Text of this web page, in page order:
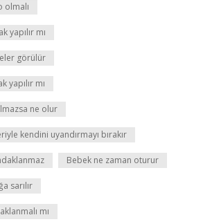
olmalı
yapılır mı
görülür
yapılır mı
ne olur
kendini uyandırmayı bırakır
Bebek ne zaman oturur
sarılır
mı